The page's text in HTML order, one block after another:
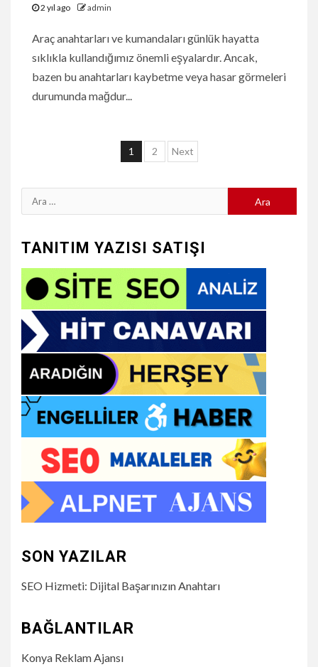
2 yıl ago admin
Araç anahtarları ve kumandaları günlük hayatta
sıklıkla kullandığımız önemli eşyalardır. Ancak,
bazen bu anahtarları kaybetme veya hasar görmeleri
durumunda mağdur...
Yazı
1 2 Next
Arama:
TANITIM YAZISI SATIŞI
SON YAZILAR
SEO Hizmeti: Dijital Başarınızın Anahtarı
BAĞLANTILAR
Konya Reklam Ajansı